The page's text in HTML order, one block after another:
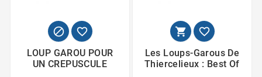
 
LOUP GAROU POUR
UN CREPUSCULE
 
Les Loups-Garous De
Thiercelieux : Best Of